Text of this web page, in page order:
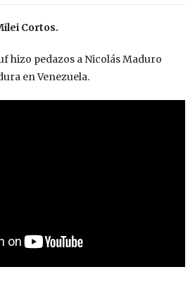
Cortos.
hizo pedazos a Nicolás Maduro
en Venezuela.